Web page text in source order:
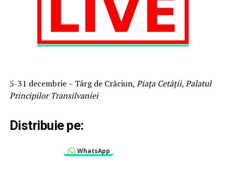
5-31 decembrie – Târg de Crăciun, Piața Cetății, Palatul
Principilor Transilvaniei
Distribuie pe:
WhatsApp